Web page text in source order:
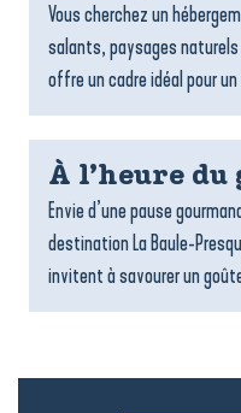
Vous cherchez un
salants, paysages
offre un cadre idéal pour un
À l’heure du
Envie d’une pause
destination La Baule-
invitent à savourer un